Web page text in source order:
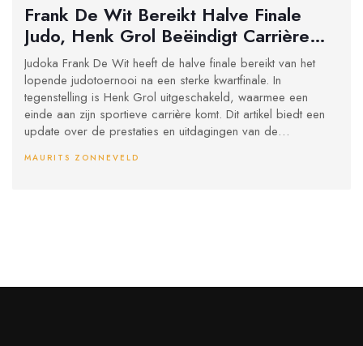
Frank De Wit Bereikt Halve Finale
Judo, Henk Grol Beëindigt Carrière
Na Uitschakeling
Judoka Frank De Wit heeft de halve finale bereikt van het
lopende judotoernooi na een sterke kwartfinale. In
tegenstelling is Henk Grol uitgeschakeld, waarmee een
einde aan zijn sportieve carrière komt. Dit artikel biedt een
update over de prestaties en uitdagingen van de
MAURITS ZONNEVELD